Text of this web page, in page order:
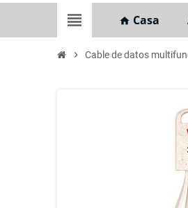
view_headline home Casa
chevron_right Cable de datos